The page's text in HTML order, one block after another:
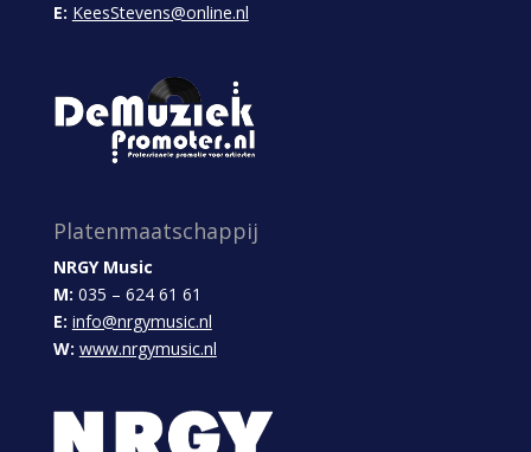
E: KeesStevens@online.nl
Platenmaatschappij
NRGY Music
M: 035 – 624 61 61
E: info@nrgymusic.nl
W: www.nrgymusic.nl